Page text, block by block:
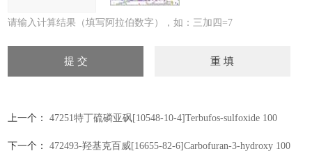
请输入计算结果（填写阿拉伯数字），如：三加四=7
上一个：
47251特丁硫磷亚砜[10548-10-4]Terbufos-sulfoxide 100
μg/mL在甲醇中，1 mL
下一个：
472493-羟基克百威[16655-82-6]Carbofuran-3-hydroxy 100